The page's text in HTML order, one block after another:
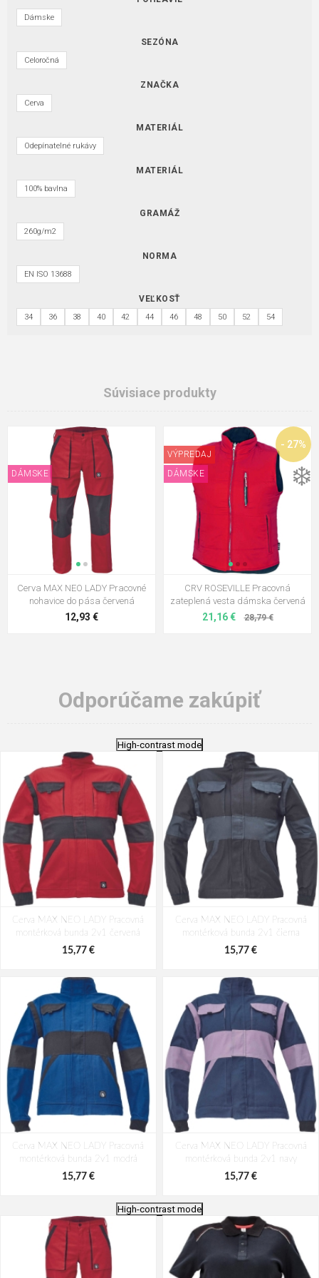
Dámske
SEZÓNA
Celoročná
ZNAČKA
Cerva
MATERIÁL
Odepínatelné rukávy
MATERIÁL
100% bavlna
GRAMÁŽ
260g/m2
NORMA
EN ISO 13688
VEĽKOSŤ
34 36 38 40 42 44 46 48 50 52 54
Súvisiace produkty
DÁMSKE
Cerva MAX NEO LADY Pracovné
nohavice do pása červená
12,93 €
- 27%
DÁMSKE ❄️
VÝPREDAJ
CRV ROSEVILLE Pracovná
zateplená vesta dámska červená
21,16 € 28,79 €
Odporúčame zakúpiť
High-contrast mode
Cerva MAX NEO LADY Pracovná
montérková bunda 2v1 červená
15,77 €
Cerva MAX NEO LADY Pracovná
montérková bunda 2v1 čierna
15,77 €
Cerva MAX NEO LADY Pracovná
montérková bunda 2v1 modrá
15,77 €
Cerva MAX NEO LADY Pracovná
montérková bunda 2v1 navy
15,77 €
High-contrast mode